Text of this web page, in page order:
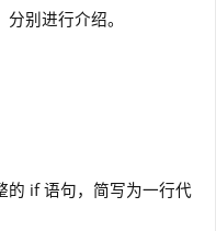
别进行介绍。
的 if 语句，简写为一行代